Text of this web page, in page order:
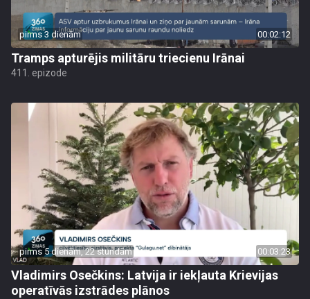
pirms 3 dienām 00:02:12
Tramps apturējis militāru triecienu Irānai
411. epizode
pirms 5 dienām, 22 stundām 00:03:23
Vladimirs Osečkins: Latvija ir iekļauta Krievijas
operatīvās izstrādes plānos